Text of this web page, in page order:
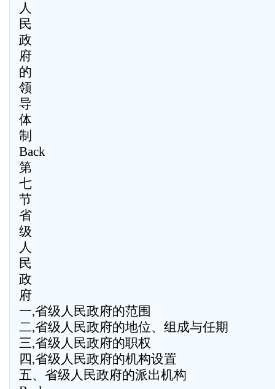
人
民
政
府
的
领
导
体
制
Back
第
七
节
省
级
人
民
政
府
一,省级人民政府的范围
二,省级人民政府的地位、组成与任期
三,省级人民政府的职权
四,省级人民政府的机构设置
五、省级人民政府的派出机构